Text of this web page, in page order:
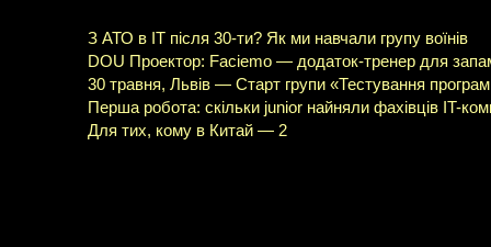
З АТО в ІТ після 30-ти? Як ми навчали групу воїнів
DOU Проектор: Faciemo — додаток-тренер для
30 травня, Львів — Старт групи «Тестування
Перша робота: скільки junior найняли фахівців IT-
Для тих, кому в Китай — 2